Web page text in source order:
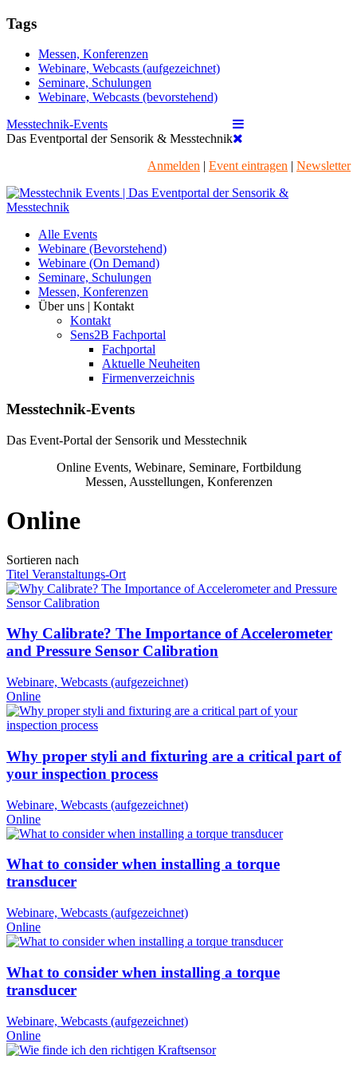
Tags
Messen, Konferenzen
Webinare, Webcasts (aufgezeichnet)
Seminare, Schulungen
Webinare, Webcasts (bevorstehend)
Messtechnik-Events
Das Eventportal der Sensorik & Messtechnik
Anmelden | Event eintragen | Newsletter
Alle Events
Webinare (Bevorstehend)
Webinare (On Demand)
Seminare, Schulungen
Messen, Konferenzen
Über uns | Kontakt
Kontakt
Sens2B Fachportal
Fachportal
Aktuelle Neuheiten
Firmenverzeichnis
Messtechnik-Events
Das Event-Portal der Sensorik und Messtechnik
Online Events, Webinare, Seminare, Fortbildung
Messen, Ausstellungen, Konferenzen
Online
Sortieren nach
Titel Veranstaltungs-Ort
Why Calibrate? The Importance of Accelerometer
and Pressure Sensor Calibration
Webinare, Webcasts (aufgezeichnet)
Online
Why proper styli and fixturing are a critical part of
your inspection process
Webinare, Webcasts (aufgezeichnet)
Online
What to consider when installing a torque
transducer
Webinare, Webcasts (aufgezeichnet)
Online
What to consider when installing a torque
transducer
Webinare, Webcasts (aufgezeichnet)
Online